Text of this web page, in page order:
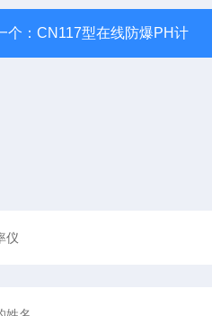
个： CN117型在线防爆PH计